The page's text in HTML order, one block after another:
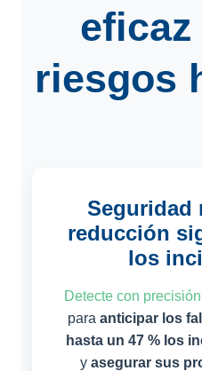
riesgos
Seguridad
reducción
los
Detecte con
para anticipar los
hasta un 47 % los
y asegurar sus